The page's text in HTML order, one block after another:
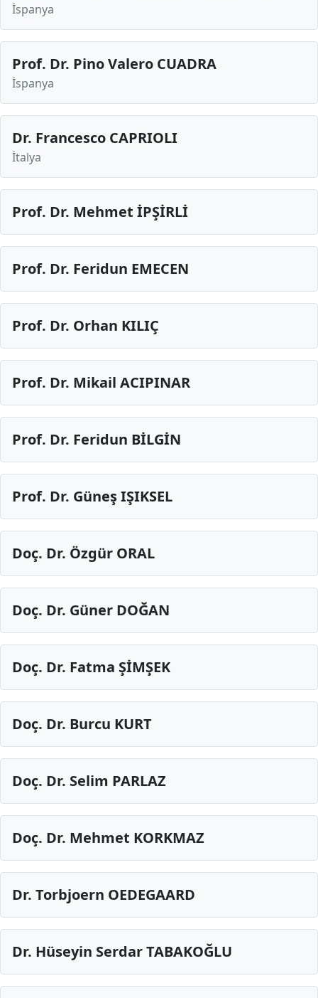
İspanya
Prof. Dr. Pino Valero CUADRA
İspanya
Dr. Francesco CAPRIOLI
İtalya
Prof. Dr. Mehmet İPŞİRLİ
Prof. Dr. Feridun EMECEN
Prof. Dr. Orhan KILIÇ
Prof. Dr. Mikail ACIPINAR
Prof. Dr. Feridun BİLGİN
Prof. Dr. Güneş IŞIKSEL
Doç. Dr. Özgür ORAL
Doç. Dr. Güner DOĞAN
Doç. Dr. Fatma ŞİMŞEK
Doç. Dr. Burcu KURT
Doç. Dr. Selim PARLAZ
Doç. Dr. Mehmet KORKMAZ
Dr. Torbjoern OEDEGAARD
Dr. Hüseyin Serdar TABAKOĞLU